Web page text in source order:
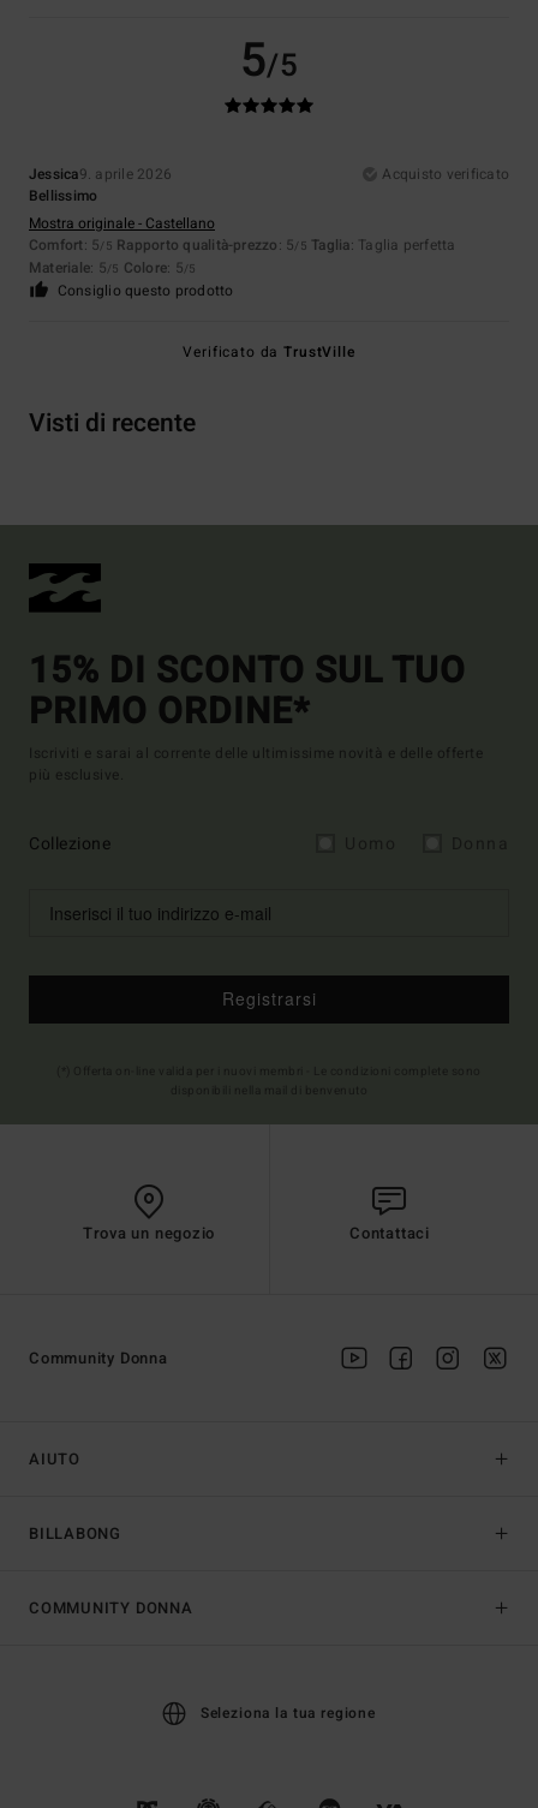
5/5
Jessica9. aprile 2026
Acquisto verificato
Bellissimo
Mostra originale - Castellano
Comfort: 5/5 Rapporto qualità-prezzo: 5/5 Taglia: Taglia perfetta
Materiale: 5/5 Colore: 5/5
Consiglio questo prodotto
Verificato daTrustVille
Visti di recente
15% DI SCONTO SUL TUO
PRIMO ORDINE*
Iscriviti e sarai al corrente delle ultimissime novità e delle offerte
più esclusive.
Collezione
Registrarsi
Trova un negozio Contattaci
AIUTO
BILLABONG
Community Donna
COMMUNITY DONNA
Seleziona la tua regione